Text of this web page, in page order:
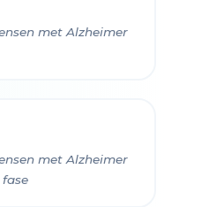
met Alzheimer
met Alzheimer